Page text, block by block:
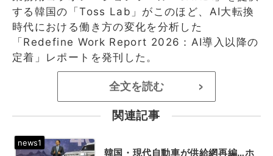
する韓国の「Toss Lab」がこのほど、AI大転換
時代における働き方の変化を分析した
「Redefine Work Report 2026：AI導入以降の
定着」レポートを発刊した。
全文を読む >
関連記事
韓国・現代自動車が供給網再編…ホ